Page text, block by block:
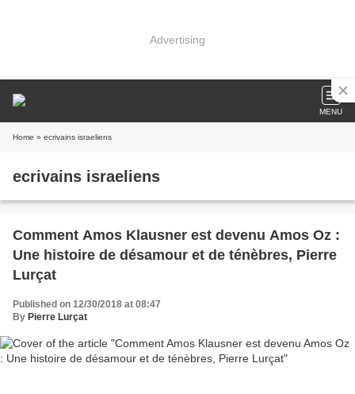
Advertising
MENU
Home » ecrivains israeliens
ecrivains israeliens
Comment Amos Klausner est devenu Amos Oz :
Une histoire de désamour et de ténèbres, Pierre
Lurçat
Published on 12/30/2018 at 08:47
By Pierre Lurçat